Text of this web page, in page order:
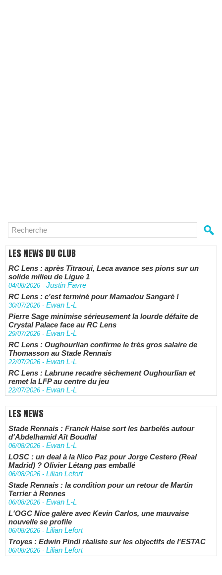
LES NEWS DU CLUB
RC Lens : après Titraoui, Leca avance ses pions sur un
solide milieu de Ligue 1
04/08/2026 - Justin Favre
RC Lens : c'est terminé pour Mamadou Sangaré !
30/07/2026 - Ewan L-L
Pierre Sage minimise sérieusement la lourde défaite de
Crystal Palace face au RC Lens
29/07/2026 - Ewan L-L
RC Lens : Oughourlian confirme le très gros salaire de
Thomasson au Stade Rennais
22/07/2026 - Ewan L-L
RC Lens : Labrune recadre sèchement Oughourlian et
remet la LFP au centre du jeu
22/07/2026 - Ewan L-L
LES NEWS
Stade Rennais : Franck Haise sort les barbelés autour
d'Abdelhamid Aït Boudlal
06/08/2026 - Ewan L-L
LOSC : un deal à la Nico Paz pour Jorge Cestero (Real
Madrid) ? Olivier Létang pas emballé
06/08/2026 - Lilian Lefort
Stade Rennais : la condition pour un retour de Martin
Terrier à Rennes
06/08/2026 - Ewan L-L
L'OGC Nice galère avec Kevin Carlos, une mauvaise
nouvelle se profile
06/08/2026 - Lilian Lefort
Troyes : Edwin Pindi réaliste sur les objectifs de l'ESTAC
06/08/2026 - Lilian Lefort